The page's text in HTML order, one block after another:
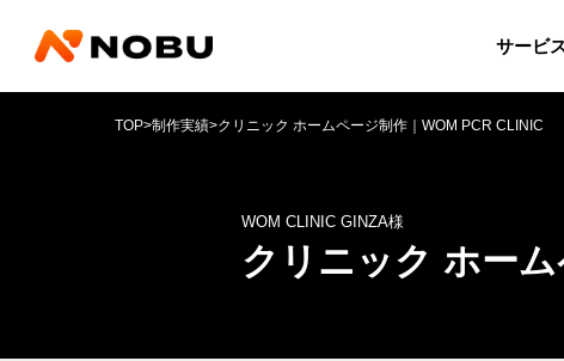
サービ
TOP>制作実績>クリニック ホームページ制作｜WOM PCR CLINIC
WOM CLINIC GINZA様
クリニック ホー